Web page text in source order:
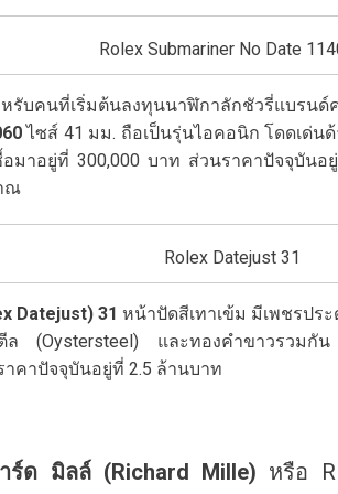
Rolex Submariner No Date
รับคนที่เริ่มต้นลงทุนนาฬิกาลักชัวรี่แบรนด์
ไซส์ 41 มม. ถือเป็นรุ่นไอคอนิก โดดเด่
มาอยู่ที่ 300,000 บาท ส่วนราคาปัจจุบันอ
ณ
Rolex Datejust 31
Datejust) 31หน้าปัดสีเทาเข้ม มีเพชรปร
ตีล (Oystersteel) และทองคำขาวรวม
คาปัจจุบันอยู่ที่ 2.5 ล้านบาท
ร์ด มิลล์ (Richard Mille) หรือ